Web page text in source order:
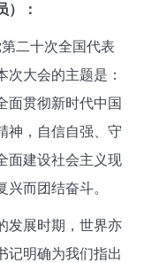
）：
二十次全国代表
次大会的主题是：
面贯彻新时代中国
神，自信自强、守
面建设社会主义现
而团结奋斗。
发展时期，世界亦
记明确为我们指出